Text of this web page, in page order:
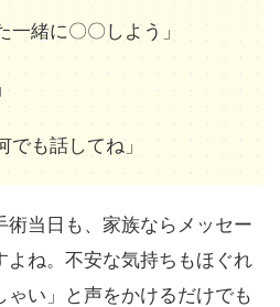
一緒に〇〇しよう」
でも話してね」
当日も、家族ならメッセー
よね。不安な気持ちもほぐれ
ゃい」と声をかけるだけでも